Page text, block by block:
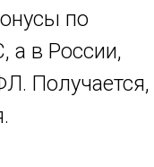
по
а в России,
Получается,